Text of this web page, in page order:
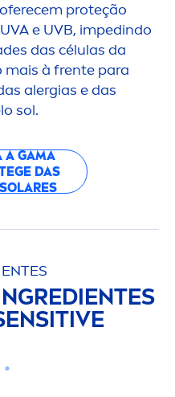
proteção
e UVB, impedindo
das células da
mais à frente para
alergias e das
sol.
A GAMA
DAS